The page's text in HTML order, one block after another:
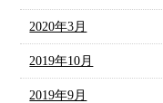
2020年3月
2019年10月
2019年9月